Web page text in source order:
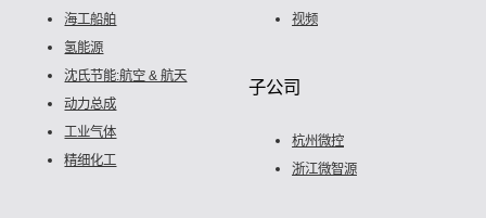
海工船舶
氢能源
沈氏节能:航空 & 航天
动力总成
工业气体
精细化工
视频
子公司
杭州微控
浙江微智源